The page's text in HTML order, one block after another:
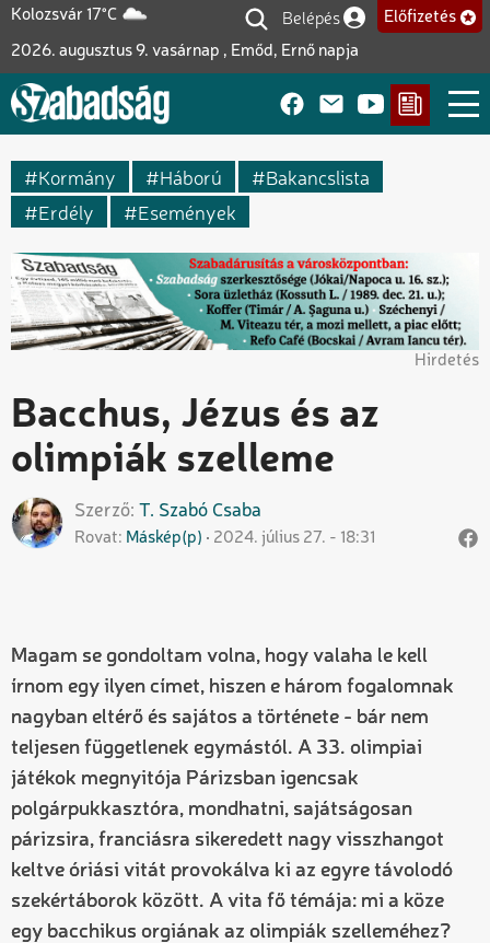
Ugrás
tartalomra
Kolozsvár 17°C
2026. augusztus 9. vasárnap , Emőd, Ernő napja
Felhasználói fiók
Belépés Előfizetés
Kormány Háború
Bakancslista
Erdély
Események
Hirdetés
Bacchus, Jézus és az
olimpiák szelleme
Szerző T. Szabó Csaba
Rovat Máskép(p) 2024. július 27. - 18:31
Magam se gondoltam volna, hogy valaha le kell
írnom egy ilyen címet, hiszen e három fogalomnak
nagyban eltérő és sajátos a története - bár nem
teljesen függetlenek egymástól. A 33. olimpiai
játékok megnyitója Párizsban igencsak
polgárpukkasztóra, mondhatni, sajátságosan
párizsira, franciásra sikeredett nagy visszhangot
keltve óriási vitát provokálva ki az egyre távolodó
szekértáborok között. A vita fő témája: mi a köze
egy bacchikus orgiának az olimpiák szelleméhez?